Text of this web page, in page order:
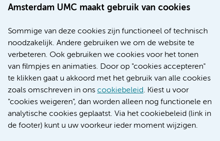
Amsterdam UMC maakt gebruik van cookies
Sommige van deze cookies zijn functioneel of technisch
noodzakelijk. Andere gebruiken we om de website te
verbeteren. Ook gebruiken we cookies voor het tonen
van filmpjes en animaties. Door op "cookies accepteren"
te klikken gaat u akkoord met het gebruik van alle cookies
zoals omschreven in ons cookiebeleid. Kiest u voor
"cookies weigeren", dan worden alleen nog functionele en
analytische cookies geplaatst. Via het cookiebeleid (link in
de footer) kunt u uw voorkeur ieder moment wijzigen.
Werken bij Amsterdam UMC
Nieuws
Research
Educatie locatie AMC
Educatie locatie VUmc
Verwijzen & diagnostiek